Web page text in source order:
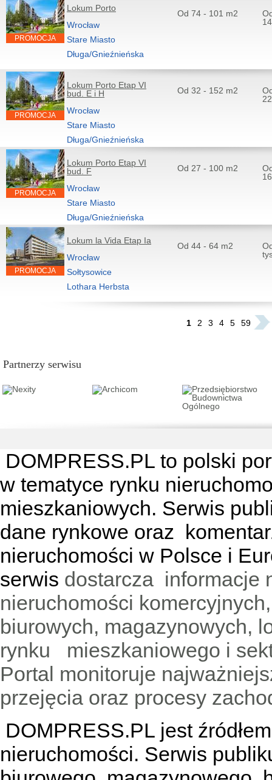
PROMOCJA
Lokum Porto
Wrocław
Stare Miasto
Długa/Gnieźnieńska
Od 74 - 101 m2
PROMOCJA
Lokum Porto Etap VI
bud. E i H
Wrocław
Stare Miasto
Długa/Gnieźnieńska
Od 32 - 152 m2
PROMOCJA
Lokum Porto Etap VI
bud. F
Wrocław
Stare Miasto
Długa/Gnieźnieńska
Od 27 - 100 m2
PROMOCJA
Lokum la Vida Etap Ia
Wrocław
Sołtysowice
Lothara Herbsta
Od 44 - 64 m2
1 2 3 4 5 59
Partnerzy serwisu
DOMPRESS.PL to polski
w tematyce rynku
mieszkaniowych. Serwis
dane rynkowe oraz
nieruchomości w Polsce i
serwis dostarcza informacje
nieruchomości
biurowych, magazynowych,
rynku mieszkaniowego i
Portal monitoruje
przejęcia oraz procesy
DOMPRESS.PL jest
nieruchomości. Serwis